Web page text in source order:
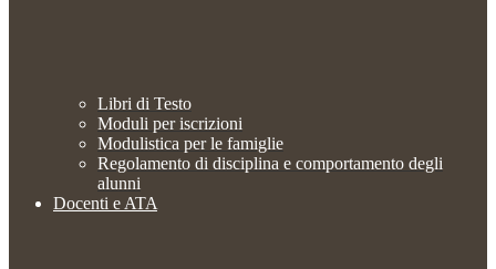
Libri di Testo
Moduli per iscrizioni
Modulistica per le famiglie
Regolamento di disciplina e comportamento degli
alunni
Docenti e ATA